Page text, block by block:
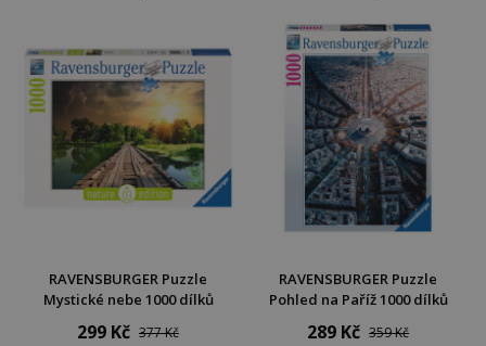
RAVENSBURGER Puzzle
Mystické nebe 1000 dílků
299 Kč 377 Kč
RAVENSBURGER Puzzle
Pohled na Paříž 1000 dílků
289 Kč 359 Kč